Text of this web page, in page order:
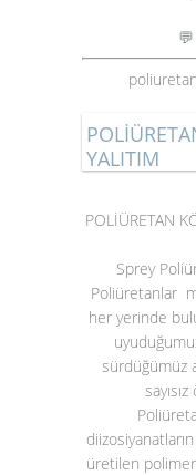
YALITIM
POLİÜRETAN
Sprey
Poliüretanlar
her yerinde
sürdüğümüz
üretilen